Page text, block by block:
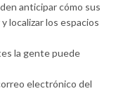
anticipar cómo sus
localizar los espacios
la gente puede
electrónico del